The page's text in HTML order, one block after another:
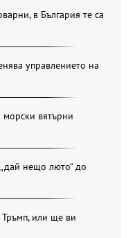
в България те са
управлението на
морски вятърни
нещо люто“ до
Тръмп, или ще ви